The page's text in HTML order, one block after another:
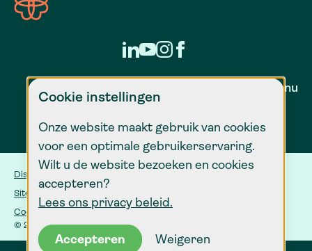
Cookie instellingen
Onze website maakt gebruik van cookies
voor een optimale gebruikerservaring.
Wilt u de website bezoeken en cookies
accepteren?
Lees ons privacy beleid.
Accepteren Weigeren
Zorg voor nu
Disclaimer
Sitemap
Cookie instellingen
© 2026 Dokter Drenthe